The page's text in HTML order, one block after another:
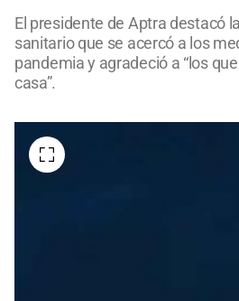
El presidente de Aptra destacó
sanitario que se acercó a los
pandemia y agradeció a “los
casa”.